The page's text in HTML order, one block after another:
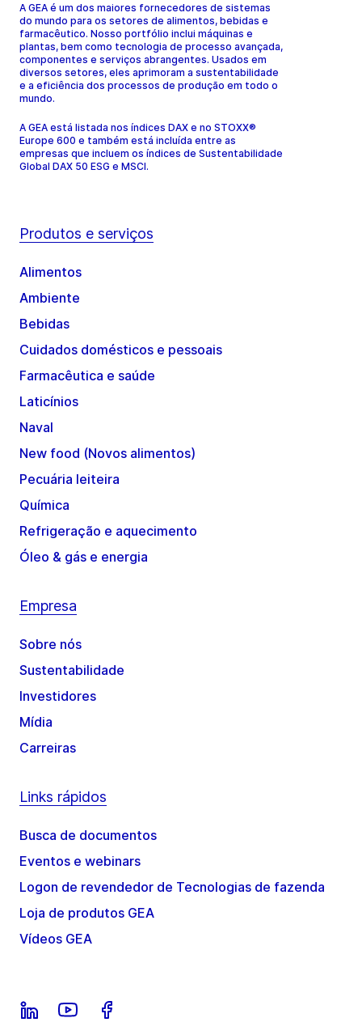
A GEA é um dos maiores fornecedores de sistemas
do mundo para os setores de alimentos, bebidas e
farmacêutico. Nosso portfólio inclui máquinas e
plantas, bem como tecnologia de processo avançada,
componentes e serviços abrangentes. Usados em
diversos setores, eles aprimoram a sustentabilidade
e a eficiência dos processos de produção em todo o
mundo.
A GEA está listada nos índices DAX e no STOXX®
Europe 600 e também está incluída entre as
empresas que incluem os índices de Sustentabilidade
Global DAX 50 ESG e MSCI.
Produtos e serviços
Alimentos
Ambiente
Bebidas
Cuidados domésticos e pessoais
Farmacêutica e saúde
Laticínios
Naval
New food (Novos alimentos)
Pecuária leiteira
Química
Refrigeração e aquecimento
Óleo & gás e energia
Empresa
Sobre nós
Sustentabilidade
Investidores
Mídia
Carreiras
Links rápidos
Busca de documentos
Eventos e webinars
Logon de revendedor de Tecnologias de fazenda
Loja de produtos GEA
Vídeos GEA